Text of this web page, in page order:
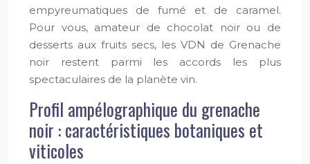
empyreumatiques de fumé et de caramel.
Pour vous, amateur de chocolat noir ou de
desserts aux fruits secs, les VDN de Grenache
noir restent parmi les accords les plus
spectaculaires de la planète vin.
Profil ampélographique du grenache
noir : caractéristiques botaniques et
viticoles